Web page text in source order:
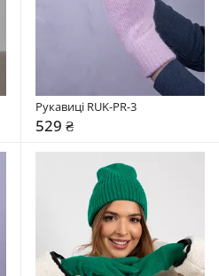
Рукавиці RUK-PR-3
529 ₴